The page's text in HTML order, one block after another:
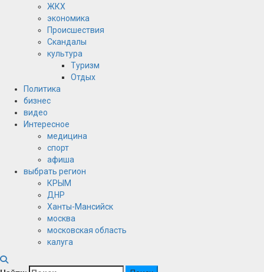
ЖКХ
экономика
Происшествия
Скандалы
культура
Туризм
Отдых
Политика
бизнес
видео
Интересное
медицина
спорт
афиша
выбрать регион
КРЫМ
ДНР
Ханты-Мансийск
москва
московская область
калуга